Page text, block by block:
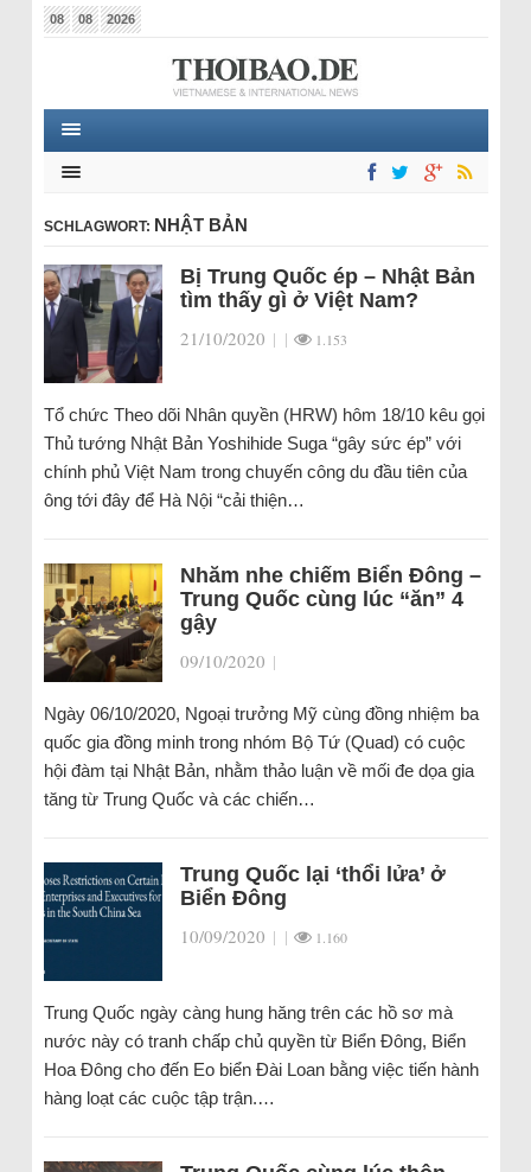
08 08 2026
SCHLAGWORT: NHẬT BẢN
Bị Trung Quốc ép – Nhật Bản
tìm thấy gì ở Việt Nam?
21/10/2020 | | 1.153
Tổ chức Theo dõi Nhân quyền (HRW) hôm 18/10 kêu gọi
Thủ tướng Nhật Bản Yoshihide Suga “gây sức ép” với
chính phủ Việt Nam trong chuyến công du đầu tiên của
ông tới đây để Hà Nội “cải thiện…
Nhăm nhe chiếm Biển Đông –
Trung Quốc cùng lúc “ăn” 4
gậy
09/10/2020 |
Ngày 06/10/2020, Ngoại trưởng Mỹ cùng đồng nhiệm ba
quốc gia đồng minh trong nhóm Bộ Tứ (Quad) có cuộc
hội đàm tại Nhật Bản, nhằm thảo luận về mối đe dọa gia
tăng từ Trung Quốc và các chiến…
Trung Quốc lại ‘thổi lửa’ ở
Biển Đông
10/09/2020 | | 1.160
Trung Quốc ngày càng hung hăng trên các hồ sơ mà
nước này có tranh chấp chủ quyền từ Biển Đông, Biển
Hoa Đông cho đến Eo biển Đài Loan bằng việc tiến hành
hàng loạt các cuộc tập trận.…